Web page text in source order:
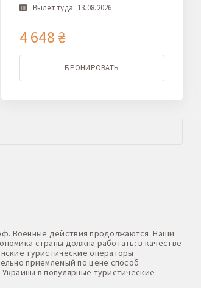
Вылет туда: 13.08.2026
4 648 ₴
БРОНИРОВАТЬ
Военные действия продолжаются. Наши
страны должна работать: в качестве
туристические операторы
приемлемый по цене способ
в популярные туристические